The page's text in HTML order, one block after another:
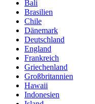
Bali
Brasilien
Chile
Dänemark
Deutschland
England
Frankreich
Griechenland
Großbritannien
Hawaii
Indonesien